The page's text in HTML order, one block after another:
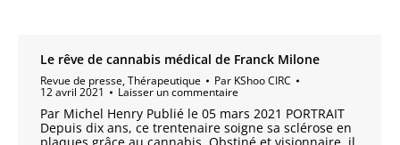
Le rêve de cannabis médical de Franck Milone
Revue de presse,Thérapeutique Par KShoo CIRC
12 avril 2021 Laisser un commentaire
Par Michel Henry Publié le 05 mars 2021 PORTRAIT
Depuis dix ans, ce trentenaire soigne sa sclérose en